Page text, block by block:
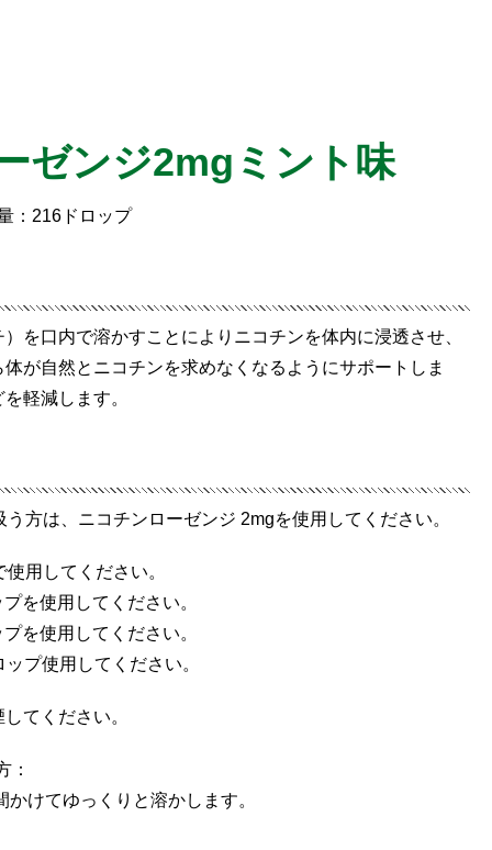
ゼンジ2mgミント味
：216ドロップ
を口内で溶かすことによりニコチンを体内に浸透させ、
が自然とニコチンを求めなくなるようにサポートしま
軽減します。
方は、ニコチンローゼンジ 2mgを使用してください。
用してください。
を使用してください。
を使用してください。
プ使用してください。
てください。
：
けてゆっくりと溶かします。